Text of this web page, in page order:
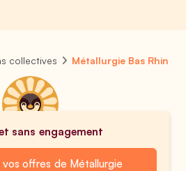
collectives Métallurgie Bas Rhin
sans engagement
offres de Métallurgie